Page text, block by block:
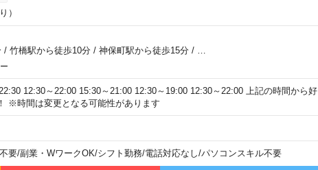
）
/ 竹橋駅から徒歩10分/ 神保町駅から徒歩15分/
12:30～22:00 15:30～21:00 12:30～19:00 12:30～22:00 上記の時間から好
※時間は変更となる可能性があります
要/副業・WワークOK/シフト勤務/電話対応なし/パソコンスキル不要